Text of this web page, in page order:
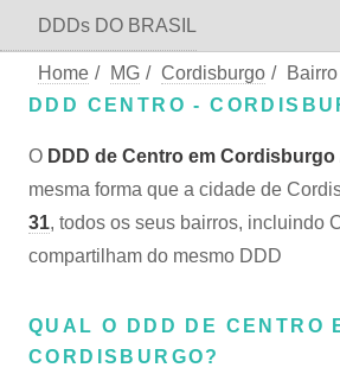
DDDs DO BRASIL
Home / MG / Cordisburgo /
DDD CENTRO -
O DDD de Centro em Cordisburgo
mesma forma que a cidade de
31, todos os seus bairros, incluindo
compartilham do mesmo DDD
QUAL O DDD DE CENTRO
CORDISBURGO?